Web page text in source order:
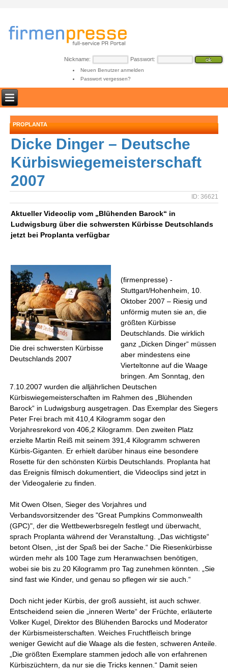
Nickname: Passwort:
Neuen Benutzer anmelden
Passwort vergessen?
PROPLANTA
Dicke Dinger – Deutsche
Kürbiswiegemeisterschaft
2007
ID: 36621
Aktueller Videoclip vom „Blühenden Barock“ in
Ludwigsburg über die schwersten Kürbisse Deutschlands
jetzt bei Proplanta verfügbar
Die drei schwersten Kürbisse
Deutschlands 2007
(firmenpresse) -
Stuttgart/Hohenheim, 10.
Oktober 2007 – Riesig und
unförmig muten sie an, die
größten Kürbisse
Deutschlands. Die wirklich
ganz „Dicken Dinger“ müssen
aber mindestens eine
Vierteltonne auf die Waage
bringen. Am Sonntag, den
7.10.2007 wurden die alljährlichen Deutschen
Kürbiswiegemeisterschaften im Rahmen des „Blühenden
Barock“ in Ludwigsburg ausgetragen. Das Exemplar des Siegers
Peter Frei brach mit 410,4 Kilogramm sogar den
Vorjahresrekord von 406,2 Kilogramm. Den zweiten Platz
erzielte Martin Reiß mit seinem 391,4 Kilogramm schweren
Kürbis-Giganten. Er erhielt darüber hinaus eine besondere
Rosette für den schönsten Kürbis Deutschlands. Proplanta hat
das Ereignis filmisch dokumentiert, die Videoclips sind jetzt in
der Videogalerie zu finden.
Mit Owen Olsen, Sieger des Vorjahres und
Verbandsvorsitzender des "Great Pumpkins Commonwealth
(GPC)", der die Wettbewerbsregeln festlegt und überwacht,
sprach Proplanta während der Veranstaltung. „Das wichtigste“
betont Olsen, „ist der Spaß bei der Sache.“ Die Riesenkürbisse
würden mehr als 100 Tage zum Heranwachsen benötigen,
wobei sie bis zu 20 Kilogramm pro Tag zunehmen könnten. „Sie
sind fast wie Kinder, und genau so pflegen wir sie auch.“
Doch nicht jeder Kürbis, der groß aussieht, ist auch schwer.
Entscheidend seien die „inneren Werte“ der Früchte, erläuterte
Volker Kugel, Direktor des Blühenden Barocks und Moderator
der Kürbismeisterschaften. Weiches Fruchtfleisch bringe
weniger Gewicht auf die Waage als die festen, schweren Anteile.
„Die größten Exemplare stammen jedoch alle von erfahrenen
Kürbiszüchtern, da nur sie die Tricks kennen.“ Damit seien